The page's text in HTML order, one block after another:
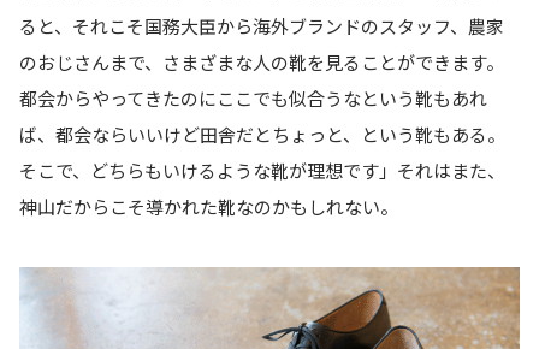
ると、それこそ国務大臣から海外ブランドのスタッフ、農家
のおじさんまで、さまざまな人の靴を見ることができます。
都会からやってきたのにここでも似合うなという靴もあれ
ば、都会ならいいけど田舎だとちょっと、という靴もある。
そこで、どちらもいけるような靴が理想です」それはまた、
神山だからこそ導かれた靴なのかもしれない。